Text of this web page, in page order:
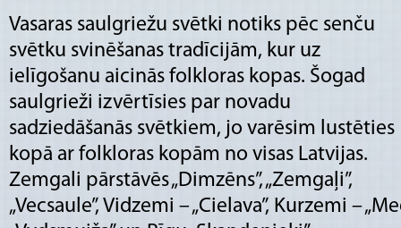
Vasaras saulgriežu svētki notiks pēc senču
svētku svinēšanas tradīcijām, kur uz
ielīgošanu aicinās folkloras kopas. Šogad
saulgrieži izvērtīsies par novadu
sadziedāšanās svētkiem, jo varēsim lustēties
kopā ar folkloras kopām no visas Latvijas.
Zemgali pārstāvēs „Dimzēns”, „Zemgaļi”,
„Vecsaule”, Vidzemi – „Cielava”, Kurzemi –